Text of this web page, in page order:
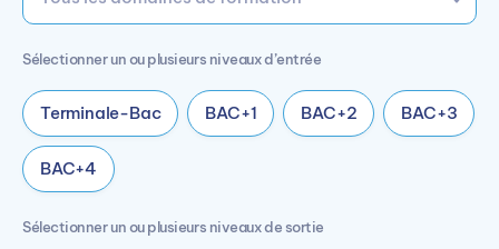
Sélectionner un ou plusieurs niveaux d’entrée
Terminale-Bac BAC+1 BAC+2 BAC+3
BAC+4
Sélectionner un ou plusieurs niveaux de sortie